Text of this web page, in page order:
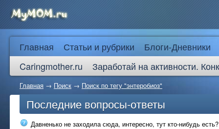
Главная Статьи и рубрики
Блоги-Дневники
Caringmother.ru
Заработай на активности.
Главная → Поиск → Поиск по тегу "энтеробиоз"
Последние вопросы-ответы
Давненько не заходила сюда, интересно, тут кто-нибудь есть?